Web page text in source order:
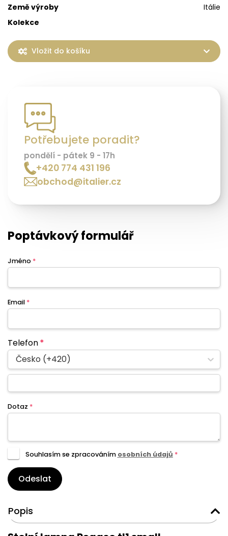
Země výroby
Itálie
Kolekce
Vložit do košíku
Potřebujete poradit?
pondělí - pátek 9 - 17h
+420 774 431 196
obchod@italier.cz
Poptávkový formulář
Jméno *
Email *
Telefon*
Česko (+420)
Dotaz *
Souhlasím se zpracováním osobních údajů *
Odeslat
Popis